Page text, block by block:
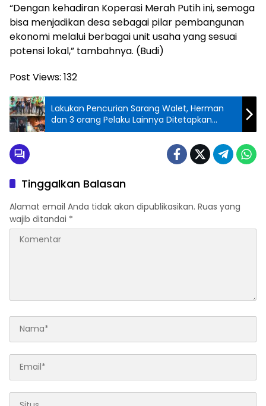
“Dengan kehadiran Koperasi Merah Putih ini, semoga
bisa menjadikan desa sebagai pilar pembangunan
ekonomi melalui berbagai unit usaha yang sesuai
potensi lokal,” tambahnya. (Budi)
Post Views: 132
Lakukan Pencurian Sarang Walet, Herman
dan 3 orang Pelaku Lainnya Ditetapkan
Sebagai Tersangka
Tinggalkan Balasan
Alamat email Anda tidak akan dipublikasikan. Ruas yang
wajib ditandai *